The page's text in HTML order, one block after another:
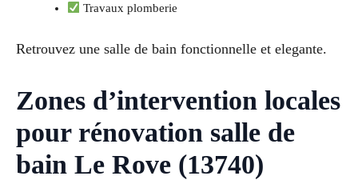
Travaux plomberie
Retrouvez une salle de bain fonctionnelle et elegante.
Zones d’intervention locales
pour rénovation salle de
bain Le Rove (13740)